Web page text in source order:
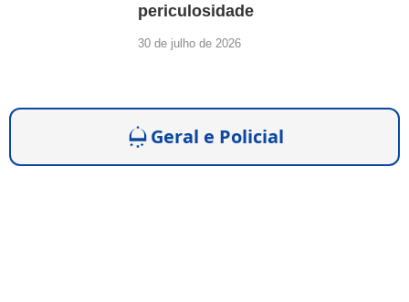
periculosidade
30 de julho de 2026
Geral e Policial